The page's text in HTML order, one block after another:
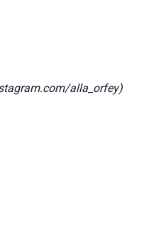
alla_orfey)